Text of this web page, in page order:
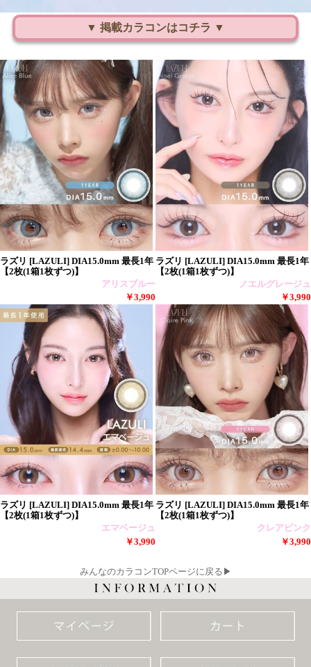
▼ 掲載カラコンはコチラ ▼
ラズリ [LAZULI] DIA15.0mm 最長1年
【2枚(1箱1枚ずつ)】
アリスブルー
￥3,990
ラズリ [LAZULI] DIA15.0mm 最長1年
【2枚(1箱1枚ずつ)】
ノエルグレージュ
￥3,990
ラズリ [LAZULI] DIA15.0mm 最長1年
【2枚(1箱1枚ずつ)】
エマベージュ
￥3,990
ラズリ [LAZULI] DIA15.0mm 最長1年
【2枚(1箱1枚ずつ)】
クレアピンク
￥3,990
みんなのカラコンTOPページに戻る▶